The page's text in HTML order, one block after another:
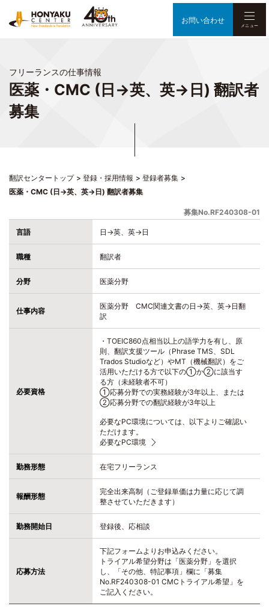
メニュー
お問い合わせ
フリーランスの仕事情報
医薬・CMC (日→英、英→日) 翻訳者
募集
翻訳センタートップ 登録・採用情報
登録者募集
医薬・CMC (日→英、英→日) 翻訳者募集
募集No.RF240308-01
言語 日→英、英→日
職種 翻訳者
分野 医薬分野
仕事内容
医薬分野 CMC関連文書の日→英、英→日翻
訳
必要資格
・TOEIC860点相当以上の語学力を有し、原
則、翻訳支援ツール（Phrase TMS、SDL
Trados Studioなど）やMT（機械翻訳）をご
活用いただける方で以下の①か②に該当す
る方（未経験者不可）
①応募分野での実務経験が3年以上、または
②応募分野での翻訳経験が3年以上
必要なPC環境については、以下よりご確認い
ただけます。
必要なPC環境
勤務形態 在宅フリーランス
報酬形態
完全出来高制（ご登録単価は力量に応じて調
整させていただきます）
勤務開始日 登録後、応相談
応募方法
下記フォームよりお申込みください。
トライアル希望分野は「医薬分野」を選択
し、「その他、特記事項」欄に「募集
No.RF240308-01 CMCトライアル希望」を
ご記入ください。